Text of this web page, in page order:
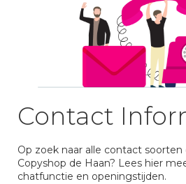
Contact
Op zoek naar alle contact
Copyshop de Haan? Lees hier
chatfunctie en openingstijden.